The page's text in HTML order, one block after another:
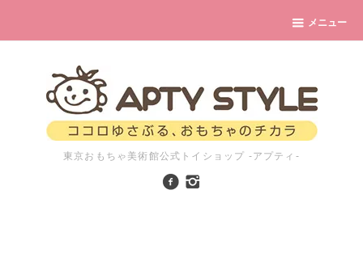
メニュー
東京おもちゃ美術館公式トイショップ -アプティ-